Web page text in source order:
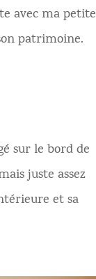
avec ma petite
patrimoine.
sur le bord de
juste assez
et sa